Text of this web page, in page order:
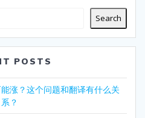
Search
POSTS
涨？这个问题和翻译有什么关
系？